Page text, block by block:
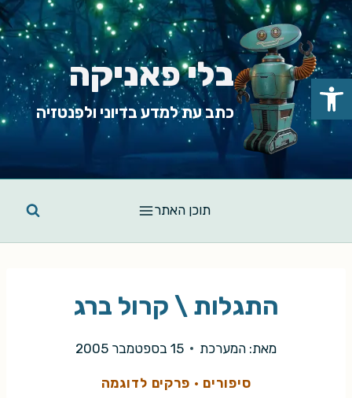
Skip
to
content
בלי פאניקה
כתב עת למדע בדיוני ולפנטזיה
תוכן האתר
התגלות \ קרול ברג
מאת: המערכת 15 בספטמבר 2005
סיפורים · פרקים לדוגמה
פתח סרגל נגישות